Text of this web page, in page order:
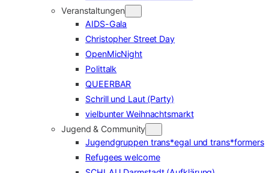
Veranstaltungen
AIDS-Gala
Christopher Street Day
OpenMicNight
Polittalk
QUEERBAR
Schrill und Laut (Party)
vielbunter Weihnachtsmarkt
Jugend & Community
Jugendgruppen trans*egal und trans*formers
Refugees welcome